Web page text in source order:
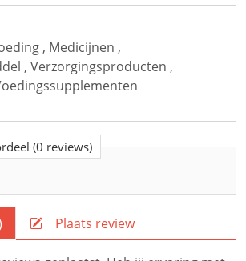
, Medicijnen ,
, Verzorgingsproducten ,
(0 reviews)
Plaats review